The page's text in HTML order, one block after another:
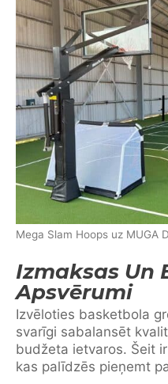
Mega Slam Hoops uz MUGA
Izmaksas Un
Apsvērumi
Izvēloties basketbola
svarīgi sabalansēt
budžeta ietvaros. Šeit
kas palīdzēs pieņemt